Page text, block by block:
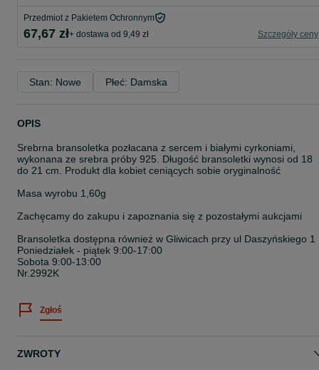
Przedmiot z Pakietem Ochronnym
67,67 zł+ dostawa od 9,49 zł Szczegóły ceny
Stan: Nowe Płeć: Damska
OPIS
Srebrna bransoletka pozłacana z sercem i białymi cyrkoniami,
wykonana ze srebra próby 925. Długość bransoletki wynosi od 18
do 21 cm. Produkt dla kobiet ceniących sobie oryginalność
Masa wyrobu 1,60g
Zachęcamy do zakupu i zapoznania się z pozostałymi aukcjami
Bransoletka dostępna również w Gliwicach przy ul Daszyńskiego 1
Poniedziałek - piątek 9:00-17:00
Sobota 9:00-13:00
Nr.2992K
Zgłoś
ZWROTY